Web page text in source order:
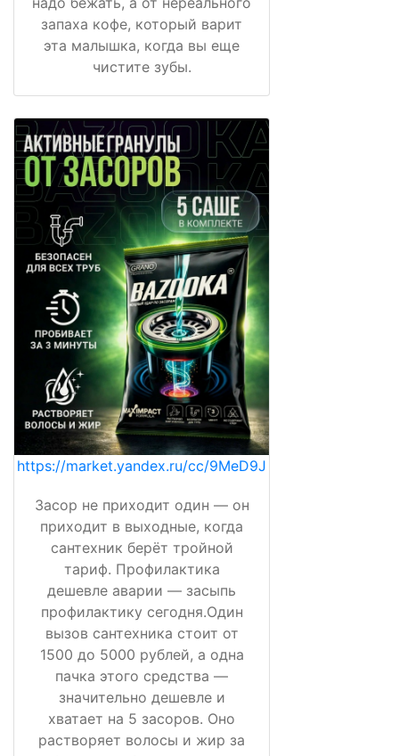
запаха кофе, который варит
эта малышка, когда вы еще
чистите зубы.
https://market.yandex.ru/cc/9MeD9J
Засор не приходит один — он
приходит в выходные, когда
сантехник берёт тройной
тариф. Профилактика
дешевле аварии — засыпь
профилактику сегодня.Один
вызов сантехника стоит от
1500 до 5000 рублей, а одна
пачка этого средства —
значительно дешевле и
хватает на 5 засоров. Оно
растворяет волосы и жир за